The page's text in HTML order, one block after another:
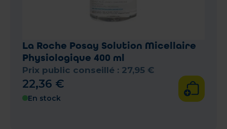
La Roche Posay Solution Micellaire
Physiologique 400 ml
Prix public conseillé : 27,95 €
22,36 €
En stock